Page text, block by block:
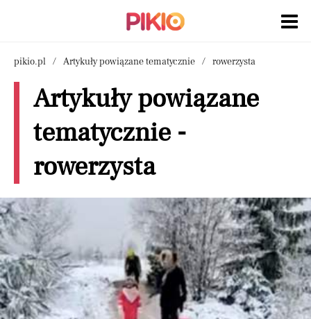
pikio.pl Artykuły powiązane tematycznie rowerzysta
Artykuły powiązane
tematycznie -
rowerzysta